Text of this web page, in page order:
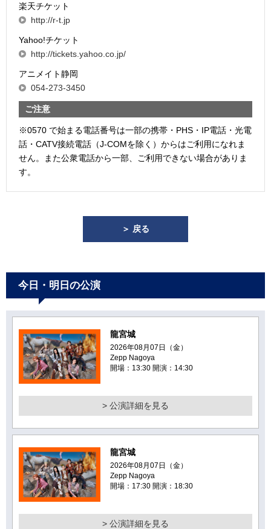
楽天チケット
http://r-t.jp
Yahoo!チケット
http://tickets.yahoo.co.jp/
アニメイト静岡
054-273-3450
ご注意
※0570 で始まる電話番号は一部の携帯・PHS・IP電話・光電
話・CATV接続電話（J-COMを除く）からはご利用になれま
せん。また公衆電話から一部、ご利用できない場合がありま
す。
＞ 戻る
今日・明日の公演
龍宮城
2026年08月07日（金）
Zepp Nagoya
開場：13:30 開演：14:30
> 公演詳細を見る
龍宮城
2026年08月07日（金）
Zepp Nagoya
開場：17:30 開演：18:30
> 公演詳細を見る